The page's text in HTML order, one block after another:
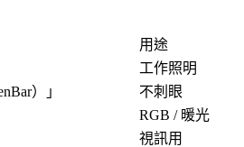
用途
工作照明
） 」
不刺眼
RGB / 暖光
視訊用